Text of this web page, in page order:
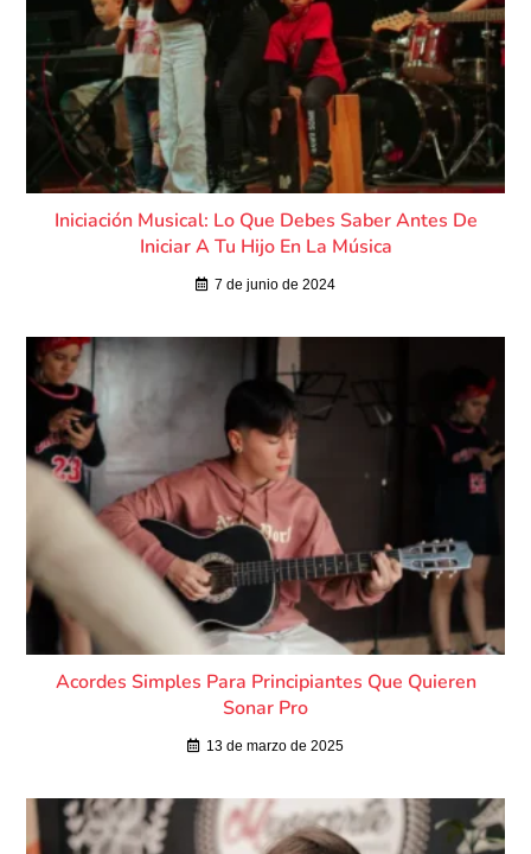
Iniciación Musical: Lo Que Debes Saber Antes De
Iniciar A Tu Hijo En La Música
7 de junio de 2024
Acordes Simples Para Principiantes Que Quieren
Sonar Pro
13 de marzo de 2025